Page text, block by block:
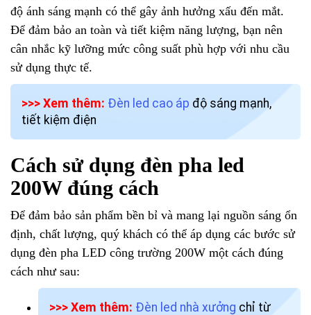
độ ánh sáng mạnh có thể gây ảnh hưởng xấu đến mắt.
Để đảm bảo an toàn và tiết kiệm năng lượng, bạn nên
cân nhắc kỹ lưỡng mức công suất phù hợp với nhu cầu
sử dụng thực tế.
>>> Xem thêm: Đèn led cao áp độ sáng mạnh,
tiết kiệm điện
Cách sử dụng đèn pha led
200W đúng cách
Để đảm bảo sản phẩm bền bỉ và mang lại nguồn sáng ổn
định, chất lượng, quý khách có thể áp dụng các bước sử
dụng đèn pha LED công trường 200W một cách đúng
cách như sau:
>>> Xem thêm: Đèn led nhà xưởng chỉ từ